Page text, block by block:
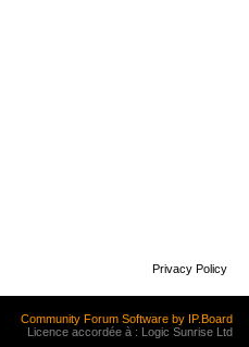
Privacy Policy
Community Forum Software by IP.Board
Licence accordée à : Logic Sunrise Ltd